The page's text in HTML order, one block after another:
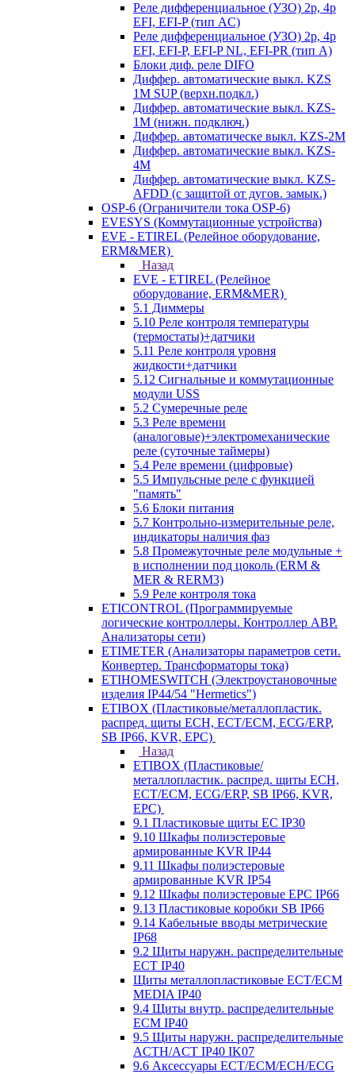
Реле дифференциальное (УЗО) 2р, 4р
EFI, EFI-P (тип AС)
Реле дифференциальное (УЗО) 2р, 4р
EFI, EFI-P, EFI-P NL, EFI-PR (тип A)
Блоки диф. реле DIFO
Диффер. автоматические выкл. KZS
1M SUP (верхн.подкл.)
Диффер. автоматические выкл. KZS-
1M (нижн. подключ.)
Диффер. автоматическе выкл. KZS-2M
Диффер. автоматические выкл. KZS-
4M
Диффер. автоматические выкл. KZS-
AFDD (с защитой от дугов. замык.)
OSP-6 (Ограничители тока OSP-6)
EVESYS (Коммутационные устройства)
EVE - ETIREL (Релейное оборудование,
ERM&MER)
Назад
EVE - ETIREL (Релейное
оборудование, ERM&MER)
5.1 Диммеры
5.10 Реле контроля температуры
(термостаты)+датчики
5.11 Реле контроля уровня
жидкости+датчики
5.12 Сигнальные и коммутационные
модули USS
5.2 Сумеречные реле
5.3 Реле времени
(аналоговые)+электромеханические
реле (суточные таймеры)
5.4 Реле времени (цифровые)
5.5 Импульсные реле с функцией
"память"
5.6 Блоки питания
5.7 Контрольно-измерительные реле,
индикаторы наличия фаз
5.8 Промежуточные реле модульные +
в исполнении под цоколь (ERM &
MER & RERM3)
5.9 Реле контроля тока
ETICONTROL (Программируемые
логические контроллеры. Контроллер АВР.
Анализаторы сети)
ETIMETER (Анализаторы параметров сети.
Конвертер. Трансформаторы тока)
ETIHOMESWITCH (Электроустановочные
изделия IP44/54 "Hermetics")
ETIBOX (Пластиковые/металлопластик.
распред. щиты ECH, ECT/ECM, ECG/ERP,
SB IP66, KVR, EPC)
Назад
ETIBOX (Пластиковые/
металлопластик. распред. щиты ECH,
ECT/ECM, ECG/ERP, SB IP66, KVR,
EPC)
9.1 Пластиковые щиты EC IP30
9.10 Шкафы полиэстеровые
армированные KVR IP44
9.11 Шкафы полиэстеровые
армированные KVR IP54
9.12 Шкафы полиэстеровые EPC IP66
9.13 Пластиковые коробки SB IP66
9.14 Кабельные вводы метрические
IP68
9.2 Щиты наружн. распределительные
ECT IP40
Щиты металлопластиковые ECT/ECM
MEDIA IP40
9.4 Щиты внутр. распределительные
ECМ IP40
9.5 Щиты наружн. распределительные
ACTH/ACT IP40 IK07
9.6 Аксессуары ECT/ECM/ECH/ECG